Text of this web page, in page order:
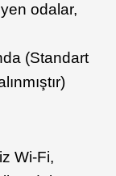
odalar,
(Standart
Wi-Fi,